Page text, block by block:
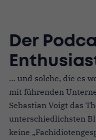
Der
… und solche, die es
mit führenden
Sebastian Voigt das
unterschiedlichsten
keine